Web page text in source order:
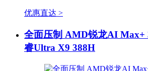
优惠直达 >
全面压制 AMD锐龙AI Max+
睿Ultra X9 388H